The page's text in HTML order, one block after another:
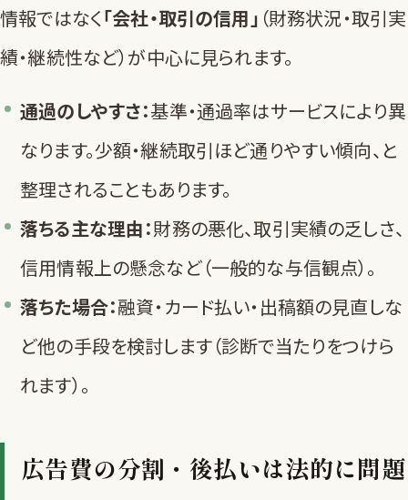
情報ではなく「会社・取引の信用」 （財務状況・取引実
績・継続性など）が中心に見られます。
通過のしやすさ：基準・通過率はサービスにより異
なります。少額・継続取引ほど通りやすい傾向、と
整理されることもあります。
落ちる主な理由：財務の悪化、取引実績の乏しさ、
信用情報上の懸念など（一般的な与信観点）。
落ちた場合：融資・カード払い・出稿額の見直しな
ど他の手段を検討します（診断で当たりをつけら
れます）。
広告費の分割・後払いは法的に問題